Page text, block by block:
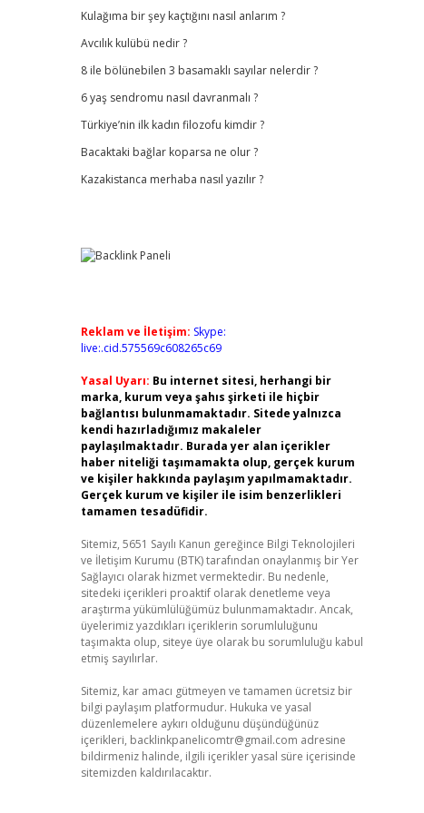
Kulağıma bir şey kaçtığını nasıl anlarım ?
Avcılık kulübü nedir ?
8 ile bölünebilen 3 basamaklı sayılar nelerdir ?
6 yaş sendromu nasıl davranmalı ?
Türkiye’nin ilk kadın filozofu kimdir ?
Bacaktaki bağlar koparsa ne olur ?
Kazakistanca merhaba nasıl yazılır ?
Reklam ve İletişim: Skype:
live:.cid.575569c608265c69
Yasal Uyarı: Bu internet sitesi, herhangi bir
marka, kurum veya şahıs şirketi ile hiçbir
bağlantısı bulunmamaktadır. Sitede yalnızca
kendi hazırladığımız makaleler
paylaşılmaktadır. Burada yer alan içerikler
haber niteliği taşımamakta olup, gerçek kurum
ve kişiler hakkında paylaşım yapılmamaktadır.
Gerçek kurum ve kişiler ile isim benzerlikleri
tamamen tesadüfidir.
Sitemiz, 5651 Sayılı Kanun gereğince Bilgi Teknolojileri
ve İletişim Kurumu (BTK) tarafından onaylanmış bir Yer
Sağlayıcı olarak hizmet vermektedir. Bu nedenle,
sitedeki içerikleri proaktif olarak denetleme veya
araştırma yükümlülüğümüz bulunmamaktadır. Ancak,
üyelerimiz yazdıkları içeriklerin sorumluluğunu
taşımakta olup, siteye üye olarak bu sorumluluğu kabul
etmiş sayılırlar.
Sitemiz, kar amacı gütmeyen ve tamamen ücretsiz bir
bilgi paylaşım platformudur. Hukuka ve yasal
düzenlemelere aykırı olduğunu düşündüğünüz
içerikleri, backlinkpanelicomtr@gmail.com adresine
bildirmeniz halinde, ilgili içerikler yasal süre içerisinde
sitemizden kaldırılacaktır.